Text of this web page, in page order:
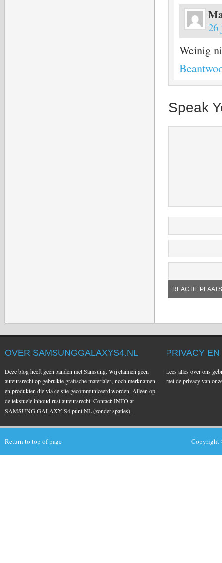
26
Weinig
Speak
OVER SAMSUNGGALAXYS4.NL
Deze blog heeft geen banden met Samsung. Wij claimen geen
auteursrecht op gebruikte grafische materialen, noch merknamen
en produkten die via de site gecommuniceerd worden. Alleen op
de tekstuele inhoud rust auteursrecht. Contact: INFO at
SAMSUNG GALAXY S4 punt NL (zonder spaties).
PRIVACY
Lees alles over ons
met de privacy van
Return to top of page Copyright